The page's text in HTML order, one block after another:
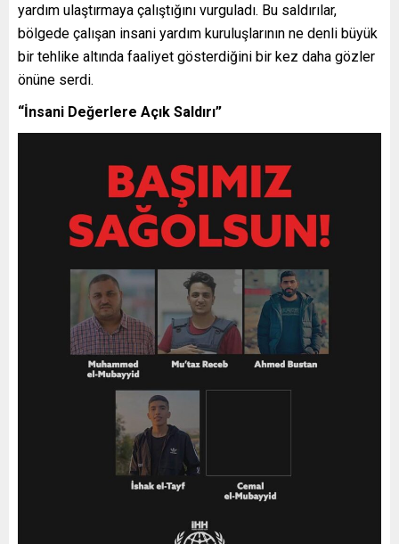
yardım ulaştırmaya çalıştığını vurguladı. Bu saldırılar,
bölgede çalışan insani yardım kuruluşlarının ne denli büyük
bir tehlike altında faaliyet gösterdiğini bir kez daha gözler
önüne serdi.
“İnsani Değerlere Açık Saldırı”